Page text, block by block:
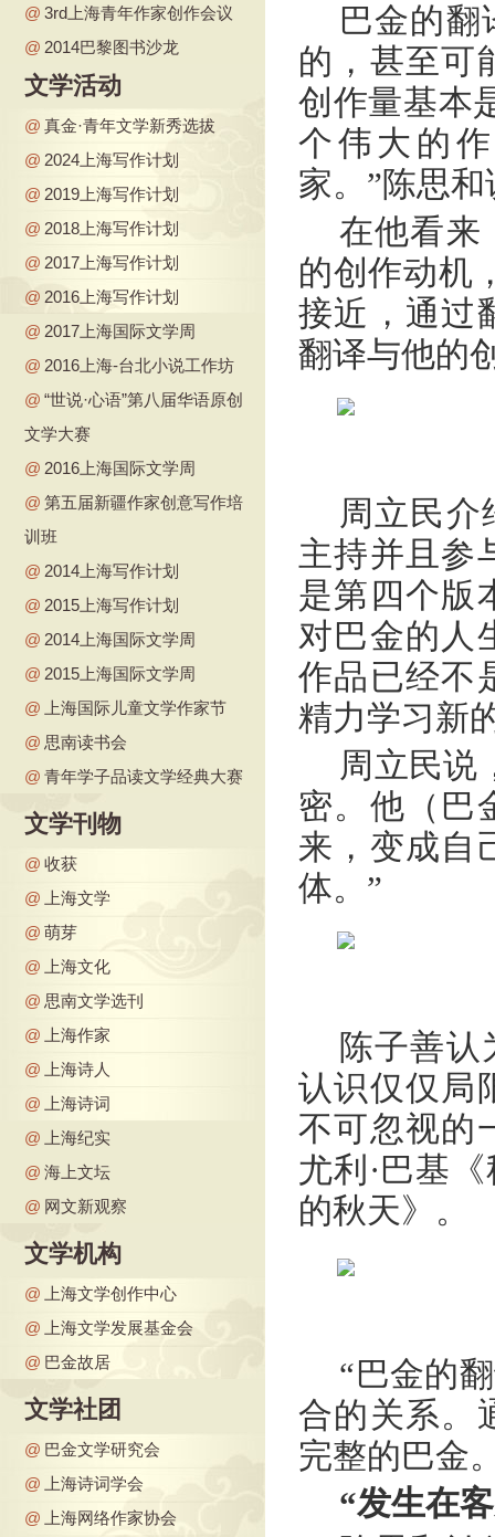
@ 3rd上海青年作家创作会议
@ 2014巴黎图书沙龙
文学活动
@ 真金·青年文学新秀选拔
@ 2024上海写作计划
@ 2019上海写作计划
@ 2018上海写作计划
@ 2017上海写作计划
@ 2016上海写作计划
@ 2017上海国际文学周
@ 2016上海-台北小说工作坊
@ “世说·心语”第八届华语原创
文学大赛
@ 2016上海国际文学周
@ 第五届新疆作家创意写作培
训班
@ 2014上海写作计划
@ 2015上海写作计划
@ 2014上海国际文学周
@ 2015上海国际文学周
@
上海国际儿童文学作家节
@ 思南读书会
@ 青年学子品读文学经典大赛
文学刊物
@ 收获
@
上海文学
@ 萌芽
@
上海文化
@ 思南文学选刊
@
上海作家
@
上海诗人
@
上海诗词
@
上海纪实
@ 海上文坛
@ 网文新观察
文学机构
@
上海文学创作中心
@
上海文学发展基金会
@ 巴金故居
文学社团
@ 巴金文学研究会
@
上海诗词学会
@
上海网络作家协会
巴金的
的，甚至可
创作量基本
个伟大的
家。”陈思和
在他看来
的创作动机
接近，通过
翻译与他的
周立民介
主持并且参
是第四个版
对巴金的人
作品已经不
精力学习新
周立民说
密。他（巴
来，变成自
体。”
陈子善认
认识仅仅局
不可忽视的
尤利·巴基
的秋天》。
“巴金的
合的关系。
完整的巴金
“发生在